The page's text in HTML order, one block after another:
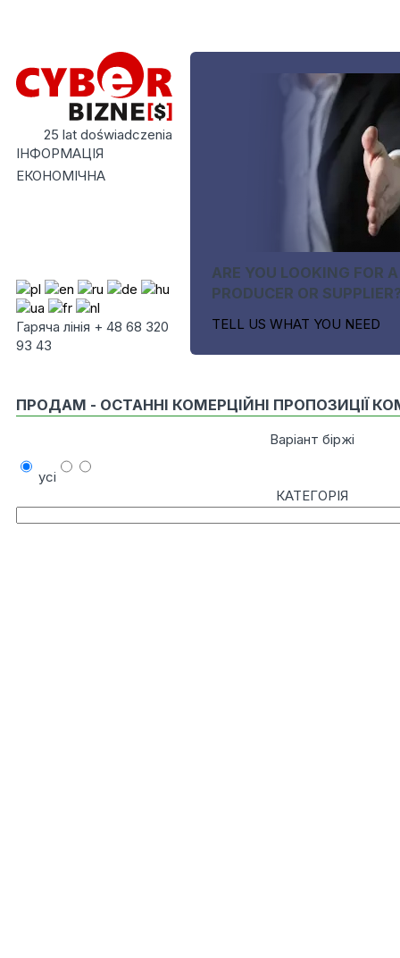
25 lat doświadczenia
ІНФОРМАЦІЯ
ЕКОНОМІЧНА
Гаряча лінія + 48 68 320
93 43
ARE YOU LOOKING FOR A
PRODUCER OR
TELL US WHAT YOU NEED
ПРОДАМ - ОСТАННІ КОМЕРЦІЙНІ ПРОПОЗИЦІЇ
Варіант біржі
усі
КАТЕГОРІЯ